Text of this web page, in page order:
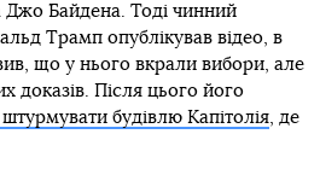
Джо Байдена. Тоді чинний
Трамп опублікував відео, в
що у нього вкрали вибори, але
доказів. Після цього його
будівлю Капітолія, де